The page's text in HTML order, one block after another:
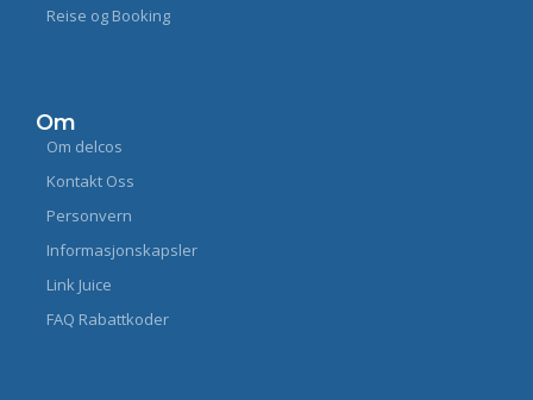
Reise og Booking
Om
Om delcos
Kontakt Oss
Personvern
Informasjonskapsler
Link Juice
FAQ Rabattkoder